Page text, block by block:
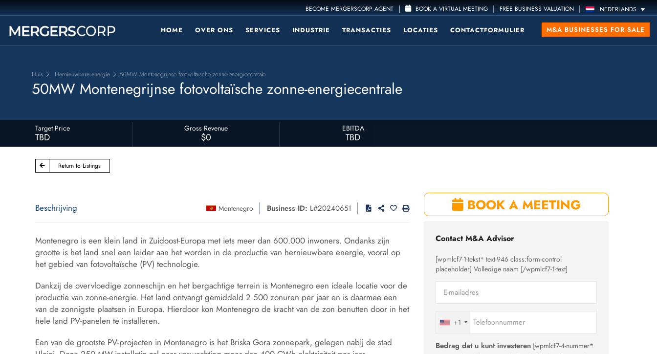
BECOME MERGERSCORP AGENT | BOOK A VIRTUAL MEETING | FREE BUSINESS VALUATION | NEDERLANDS
HOME OVER ONS SERVICES INDUSTRIE TRANSACTIES LOCATIES CONTACTFORMULIER M&A BUSINESSES FOR SALE
Huis Hernieuwbare energie 50MW Montenegrijnse fotovoltaïsche zonne-energiecentrale
50MW Montenegrijnse fotovoltaïsche zonne-energiecentrale
Target Price
TBD
Gross Revenue
$0
EBITDA
TBD
Return to Listings
Beschrijving Montenegro Business ID: L#20240651
Montenegro is een klein land in Zuidoost-Europa met iets meer dan 600.000 inwoners. Ondanks zijn
grootte is het land snel een leider aan het worden in de productie van hernieuwbare energie, vooral op
het gebied van fotovoltaïsche (PV) technologie.
Dankzij de overvloedige zonneschijn en het bergachtige terrein is Montenegro een ideale locatie voor de
productie van zonne-energie. Het land ontvangt gemiddeld 2.500 zonuren per jaar en is daarmee een
van de zonnigste plaatsen in Europa. Hierdoor kon Montenegro de kracht van de zon benutten door in het
hele land PV-panelen te installeren.
Een van de grootste PV-projecten in Montenegro is het Briska Gora zonnepark, gelegen nabij de stad
BOOK A MEETING
Contact M&A Advisor
[wpmlcf7-1-tekst* text-946 class:form-control
placeholder] Volledige naam [/wpmlcf7-1-text]
+1
Bedrag dat u kunt investeren [wpmlcf7-4-nummer*